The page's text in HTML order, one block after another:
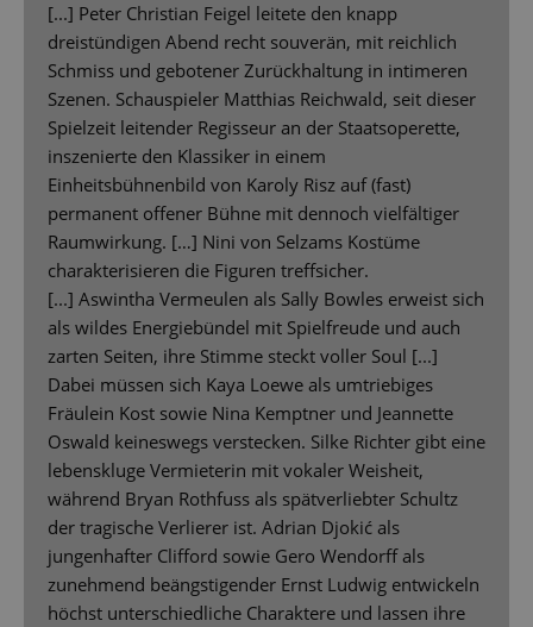
[...] Peter Christian Feigel leitete den knapp
dreistündigen Abend recht souverän, mit reichlich
Schmiss und gebotener Zurückhaltung in intimeren
Szenen. Schauspieler Matthias Reichwald, seit dieser
Spielzeit leitender Regisseur an der Staatsoperette,
inszenierte den Klassiker in einem
Einheitsbühnenbild von Karoly Risz auf (fast)
permanent offener Bühne mit dennoch vielfältiger
Raumwirkung. […] Nini von Selzams Kostüme
charakterisieren die Figuren treffsicher.
[...] Aswintha Vermeulen als Sally Bowles erweist sich
als wildes Energiebündel mit Spielfreude und auch
zarten Seiten, ihre Stimme steckt voller Soul [...]
Dabei müssen sich Kaya Loewe als umtriebiges
Fräulein Kost sowie Nina Kemptner und Jeannette
Oswald keineswegs verstecken. Silke Richter gibt eine
lebenskluge Vermieterin mit vokaler Weisheit,
während Bryan Rothfuss als spätverliebter Schultz
der tragische Verlierer ist. Adrian Djokić als
jungenhafter Clifford sowie Gero Wendorff als
zunehmend beängstigender Ernst Ludwig entwickeln
höchst unterschiedliche Charaktere und lassen ihre